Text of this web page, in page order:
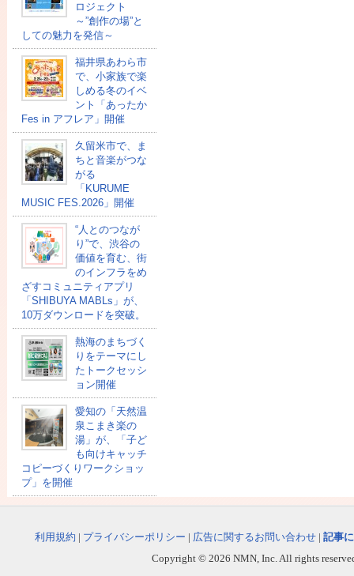
ロジェクト
～”創作の場”と
しての魅力を発信～
福井県あわら市
で、小家族で楽
しめる冬のイベ
ント「あったか
Fes in アフレア」開催
久留米市で、ま
ちと音楽がつな
がる
「KURUME
MUSIC FES.2026」開催
“人とのつなが
り”で、渋谷の
価値を育む、街
のインフラをめ
ざすコミュニティアプリ
「SHIBUYA MABLs」が、
10万ダウンロードを突破。
熱海のまちづく
りをテーマにし
たトークセッシ
ョン開催
愛知の「天然温
泉こまき楽の
湯」が、「子ど
も向けキャッチ
コピーづくりワークショッ
プ」を開催
利用規約 | プライバシーポリシー | 広告に関するお問い合わせ | 記事
Copyright © 2026 NMN, Inc. All rights